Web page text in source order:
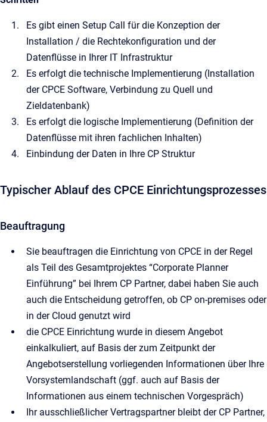
Es gibt einen Setup Call für die Konzeption der
Installation / die Rechtekonfiguration und der
Datenflüsse in Ihrer IT Infrastruktur
Es erfolgt die technische Implementierung (Installation
der CPCE Software, Verbindung zu Quell und
Zieldatenbank)
Es erfolgt die logische Implementierung (Definition der
Datenflüsse mit ihren fachlichen Inhalten)
Einbindung der Daten in Ihre CP Struktur
Typischer Ablauf des CPCE Einrichtungsprozesses
Beauftragung
Sie beauftragen die Einrichtung von CPCE in der Regel
als Teil des Gesamtprojektes “Corporate Planner
Einführung” bei Ihrem CP Partner, dabei haben Sie auch
auch die Entscheidung getroffen, ob CP on-premises oder
in der Cloud genutzt wird
die CPCE Einrichtung wurde in diesem Angebot
einkalkuliert, auf Basis der zum Zeitpunkt der
Angebotserstellung vorliegenden Informationen über Ihre
Vorsystemlandschaft (ggf. auch auf Basis der
Informationen aus einem technischen Vorgespräch)
Ihr ausschließlicher Vertragspartner bleibt der CP Partner,